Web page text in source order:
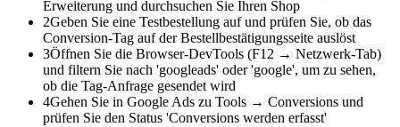
Erweiterung und durchsuchen Sie Ihren Shop
2Geben Sie eine Testbestellung auf und prüfen Sie, ob das
Conversion-Tag auf der Bestellbestätigungsseite auslöst
3Öffnen Sie die Browser-DevTools (F12 → Netzwerk-Tab)
und filtern Sie nach 'googleads' oder 'google', um zu sehen,
ob die Tag-Anfrage gesendet wird
4Gehen Sie in Google Ads zu Tools → Conversions und
prüfen Sie den Status 'Conversions werden erfasst'